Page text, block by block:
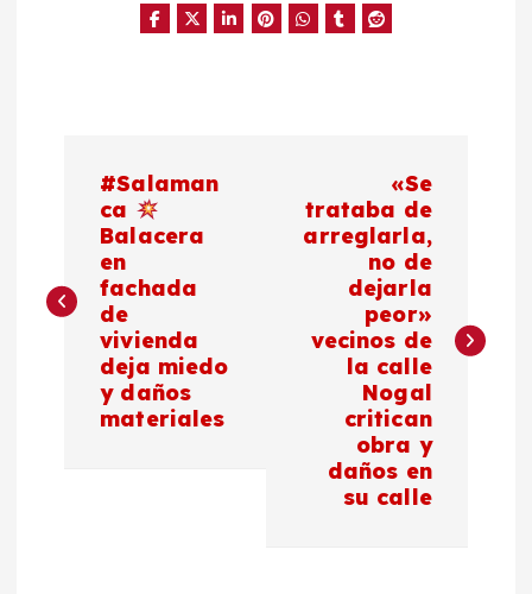
v
e
#Salaman
ca
Balacera
en
fachada
de
vivienda
deja miedo
y daños
materiales
«Se
trataba de
arreglarla,
no de
dejarla
peor»
vecinos de
la calle
Nogal
critican
obra y
daños en
su calle